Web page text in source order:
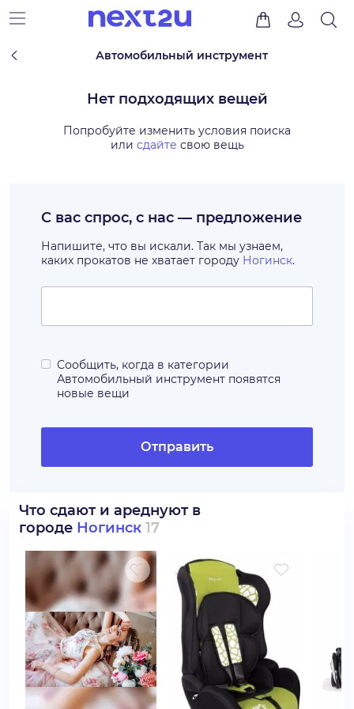
Автомобильный инструмент
Нет подходящих вещей
Попробуйте изменить условия поиска
или сдайте свою вещь
С вас спрос, с нас — предложение
Напишите, что вы искали. Так мы узнаем,
каких прокатов не хватает городу Ногинск.
Сообщить, когда в категории
Автомобильный инструмент появятся
новые вещи
Отправить
Что сдают и ареднуют в
городе Ногинск 17